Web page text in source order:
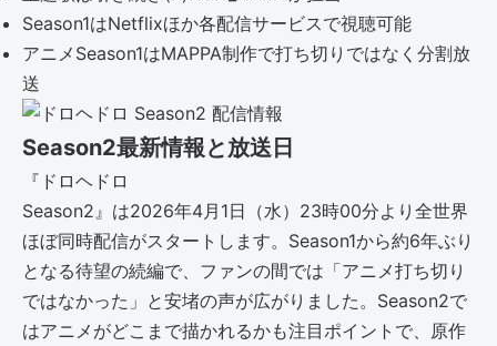
Season1はNetflixほか各配信サービスで視聴可能
アニメSeason1はMAPPA制作で打ち切りではなく分割放
送
Season2最新情報と放送日
『ドロヘドロ
Season2』は2026年4月1日（水）23時00分より全世界
ほぼ同時配信がスタートします。Season1から約6年ぶり
となる待望の続編で、ファンの間では「アニメ打ち切り
ではなかった」と安堵の声が広がりました。Season2で
はアニメがどこまで描かれるかも注目ポイントで、原作